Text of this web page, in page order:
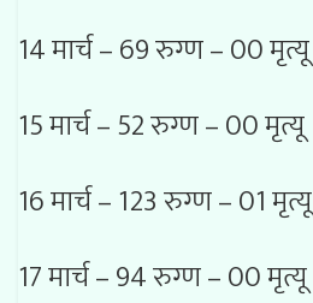
14 मार्च – 69 रुग्ण – 00 मृत्यू
15 मार्च – 52 रुग्ण – 00 मृत्यू
16 मार्च – 123 रुग्ण – 01 मृत्यू
17 मार्च – 94 रुग्ण – 00 मृत्यू